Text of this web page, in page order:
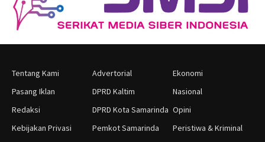
Tentang Kami
Pasang Iklan
Redaksi
Kebijakan Privasi
Advertorial
DPRD Kaltim
DPRD Kota Samarinda
Pemkot Samarinda
Ekonomi
Nasional
Opini
Peristiwa & Kriminal